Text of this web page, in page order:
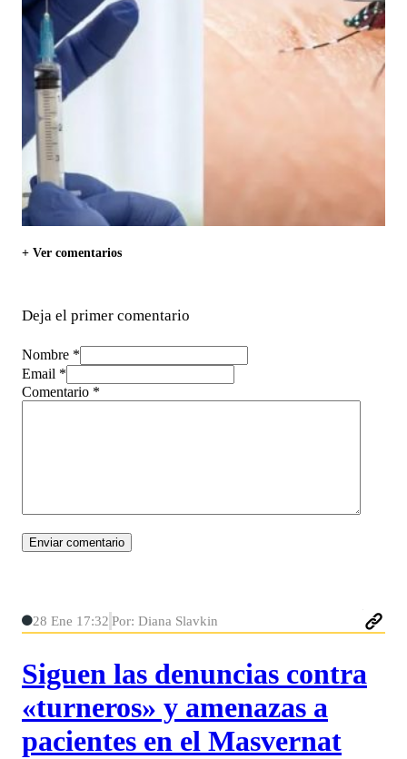
+ Ver comentarios
Deja el primer comentario
Nombre *
Email *
Comentario *
28 Ene 17:32 Por: Diana Slavkin
Siguen las denuncias contra
«turneros» y amenazas a
pacientes en el Masvernat